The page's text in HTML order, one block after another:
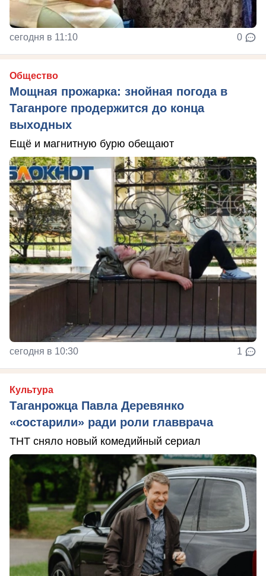
сегодня в 11:10 0
Общество
Мощная прожарка: знойная погода в
Таганроге продержится до конца
выходных
Ещё и магнитную бурю обещают
сегодня в 10:30 1
Культура
Таганрожца Павла Деревянко
«состарили» ради роли главврача
ТНТ сняло новый комедийный сериал